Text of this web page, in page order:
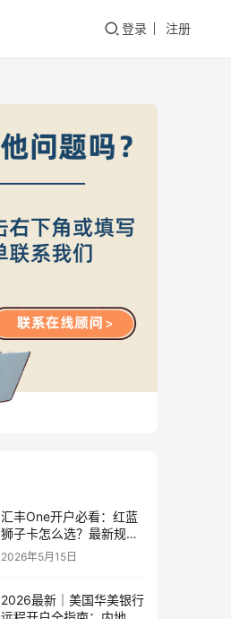
登录 注册
汇丰One开户必看：红蓝
狮子卡怎么选？最新规则
+补办攻略+5个避坑指南
2026年5月15日
2026最新｜美国华美银行